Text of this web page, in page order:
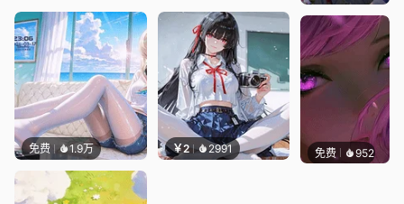
免费 1.9万 ￥2 2991 免费 952辰东